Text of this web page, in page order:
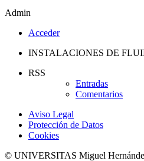
Admin
Acceder
INSTALACIONES DE
RSS
Entradas
Comentarios
Aviso Legal
Protección de Datos
Cookies
© UNIVERSITAS Miguel